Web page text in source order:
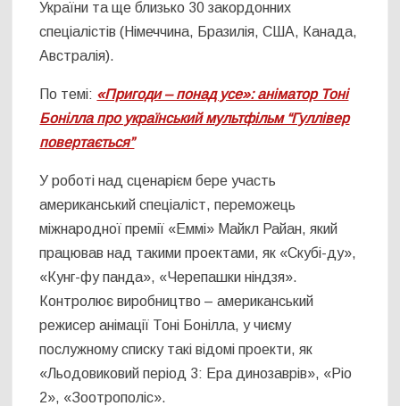
України та ще близько 30 закордонних
спеціалістів (Німеччина, Бразилія, США, Канада,
Австралія).
По темі: «Пригоди – понад усе»: аніматор Тоні
Бонілла про український мультфільм “Гуллівер
повертається”
У роботі над сценарієм бере участь
американський спеціаліст, переможець
міжнародної премії «Еммі» Майкл Райан, який
працював над такими проектами, як «Скубі-ду»,
«Кунг-фу панда», «Черепашки ніндзя».
Контролює виробництво – американський
режисер анімації Тоні Бонілла, у чиєму
послужному списку такі відомі проекти, як
«Льодовиковий період 3: Ера динозаврів», «Ріо
2», «Зоотрополіс».